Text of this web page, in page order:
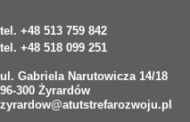
tel. +48 513 759 842
tel. +48 518 099 251
ul. Gabriela Narutowicza 14/18
96-300 Żyrardów
zyrardow@atutstrefarozwoju.pl